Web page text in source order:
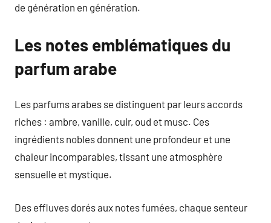
de génération en génération.
Les notes emblématiques du
parfum arabe
Les parfums arabes se distinguent par leurs accords
riches : ambre, vanille, cuir, oud et musc. Ces
ingrédients nobles donnent une profondeur et une
chaleur incomparables, tissant une atmosphère
sensuelle et mystique.
Des effluves dorés aux notes fumées, chaque senteur